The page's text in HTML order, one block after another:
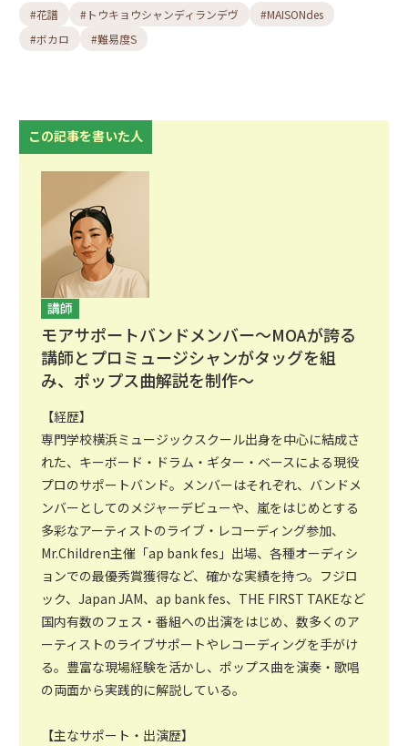
#花譜 #トウキョウシャンディランデヴ
#MAISONdes
#ボカロ
#難易度S
この記事を書いた人
講師
モアサポートバンドメンバー〜MOAが誇る
講師とプロミュージシャンがタッグを組
み、ポップス曲解説を制作〜
【経歴】
専門学校横浜ミュージックスクール出身を中心に結成さ
れた、キーボード・ドラム・ギター・ベースによる現役
プロのサポートバンド。メンバーはそれぞれ、バンドメ
ンバーとしてのメジャーデビューや、嵐をはじめとする
多彩なアーティストのライブ・レコーディング参加、
Mr.Children主催「ap bank fes」出場、各種オーディシ
ョンでの最優秀賞獲得など、確かな実績を持つ。フジロ
ック、Japan JAM、ap bank fes、THE FIRST TAKEなど
国内有数のフェス・番組への出演をはじめ、数多くのア
ーティストのライブサポートやレコーディングを手がけ
る。豊富な現場経験を活かし、ポップス曲を演奏・歌唱
の両面から実践的に解説している。
【主なサポート・出演歴】